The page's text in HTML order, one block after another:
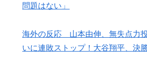
問題はない」
海外の反応 山本由伸、無失点力
いに連敗ストップ！大谷翔平、決